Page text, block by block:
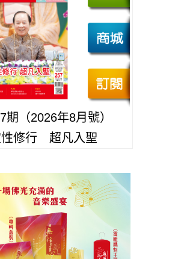
期（2026年8月號）
性修行 超凡入聖